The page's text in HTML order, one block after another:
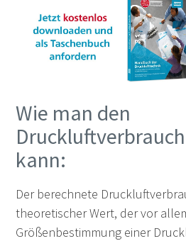
Wie man den
kann:
Der berechnete
theoretischer Wert, der vor
Größenbestimmung einer